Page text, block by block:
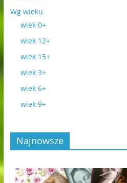
Wg wieku
wiek 0+
wiek 12+
wiek 15+
wiek 3+
wiek 6+
wiek 9+
Najnowsze